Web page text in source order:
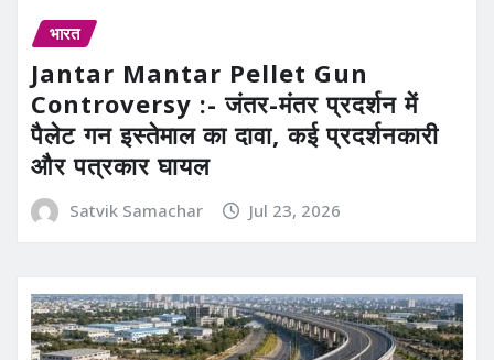
भारत
Jantar Mantar Pellet Gun
Controversy :- जंतर-मंतर प्रदर्शन में
पैलेट गन इस्तेमाल का दावा, कई प्रदर्शनकारी
और पत्रकार घायल
Satvik Samachar Jul 23, 2026